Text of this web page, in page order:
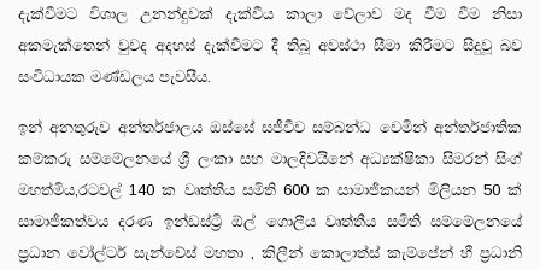
දැක්වීමට විශාල උනන්දුවක් දැක්වීය කාලා වේලාව මද වීම වීම නිසා
අකමැක්තෙන් වුවද අදහස් දැක්වීමට දී තිබූ අවස්ථා සීමා කිරීමට සිදුවූ බව
සංවිධායක මණ්ඩලය පැවසීය.
ඉන් අනතුරුව අන්තර්ජාලය ඔස්සේ සජීවීව සම්බන්ධ වෙමින් අන්තර්ජාතික
කම්කරු සම්මේලනයේ ශ්‍රී ලංකා සහ මාලදිවයිනේ අධ්‍යක්ෂිකා සිමරන් සිංග්
මහත්මිය,රටවල් 140 ක වෘත්තීය සමිති 600 ක සාමාජිකයන් මිලියන 50 ක්
සාමාජිකත්වය දරණ ඉන්ඩස්ට්‍රි ඕල් ගොලීය වෘත්තීය සමිති සම්මේලනයේ
ප්‍රධාන වෝල්ටර් සැන්චේස් මහතා , කිලීන් කොලාත්ස් කැම්පේන් හී ප්‍රධානි